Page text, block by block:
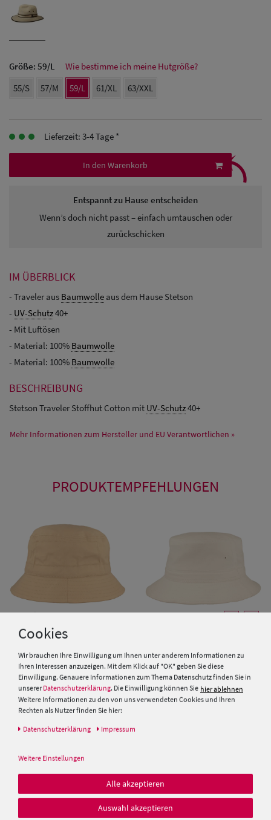
Baseball Cpas
& Visoren
Größe: 59/L
Wie bestimme ich meine Hutgröße?
55/S
57/M 59/L 61/XL 63/XXL
Lieferzeit: 3-4 Tage *
In den Warenkorb
Entspannt zu Hause entscheiden
Wenn’s doch nicht passt – einfach umtauschen oder
zurückschicken
⤹
IM ÜBERBLICK
- Traveler aus Baumwolle aus dem Hause Stetson
- UV-Schutz40+
- Mit Luftösen
- Material: 100% Baumwolle
- Material: 100% Baumwolle
BESCHREIBUNG
Stetson Traveler Stoffhut Cotton mit UV-Schutz40+
Mehr Informationen zum Hersteller und EU Verantwortlichen »
PRODUKTEMPFEHLUNGEN
Fiebig Fischer-Hut mit 2
Taschen aus Baumwolle
19,99 €
Einfarbiger knautschbarer
Fischerhut mit UV 50+ aus
Baumwolle von Hut-Breiter
25,00 €
Cookies
Wir brauchen Ihre Einwilligung um Ihnen unter anderem Informationen zu
Ihren Interessen anzuzeigen. Mit dem Klick auf "OK" geben Sie diese
Einwilligung. Genauere Informationen zum Thema Datenschutz finden Sie in
unserer Datenschutzerklärung. Die Einwilligung können Sie hier ablehnen
Weitere Informationen zu den von uns verwendeten Cookies und Ihren
Rechten als Nutzer finden Sie hier:
Daten­schutz­erklärung Impressum
Weitere Einstellungen
Alle akzeptieren
Auswahl akzeptieren